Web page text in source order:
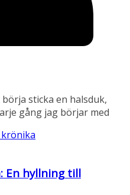
sticka en halsduk,
gång jag börjar med
En hyllning till